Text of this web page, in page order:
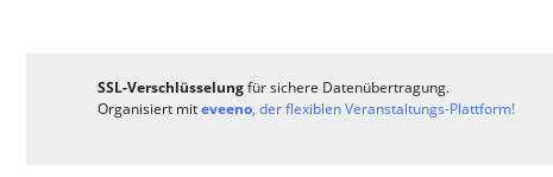
SSL-Verschlüsselungfür sichere Datenübertragung.
Organisiert miteveeno, der flexiblen Veranstaltungs-Plattform!